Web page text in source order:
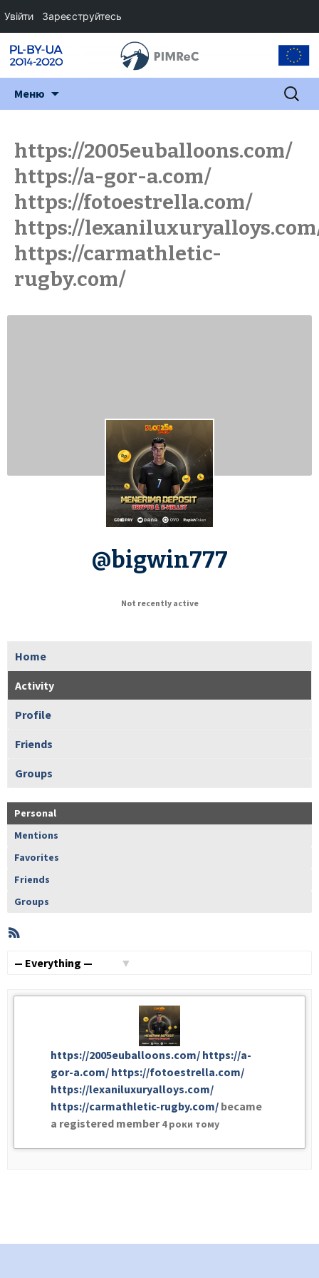
Меню Пошук:
https://2005euballoons.com/
https://a-gor-a.com/
https://fotoestrella.com/
https://
https://carmathletic-
rugby.com/
@bigwin777
Not recently active
Home
Activity
Profile
Friends
Groups
Personal
Mentions
Favorites
Friends
Groups
Member
https://2005euballoons.com/ https://a-
gor-a.com/ https://fotoestrella.com/
https://lexaniluxuryalloys.com/
https://carmathletic-rugby.com/ became
a registered member4 роки тому
Увійти Зареєструйтесь